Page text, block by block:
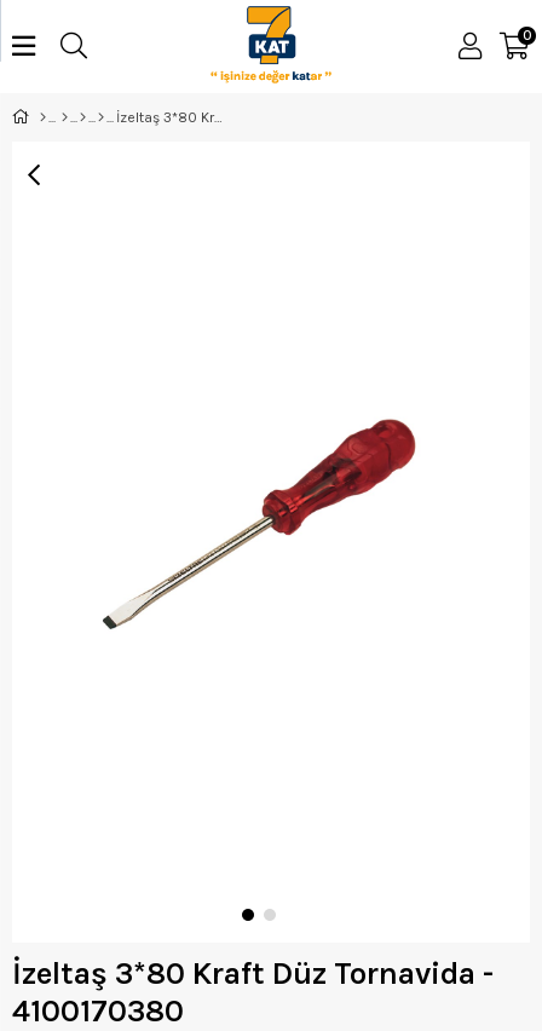
0
İzeltaş 3*80 Kraft Düz Tornavida - 4100170380
İzeltaş 3*80 Kraft Düz Tornavida -
4100170380